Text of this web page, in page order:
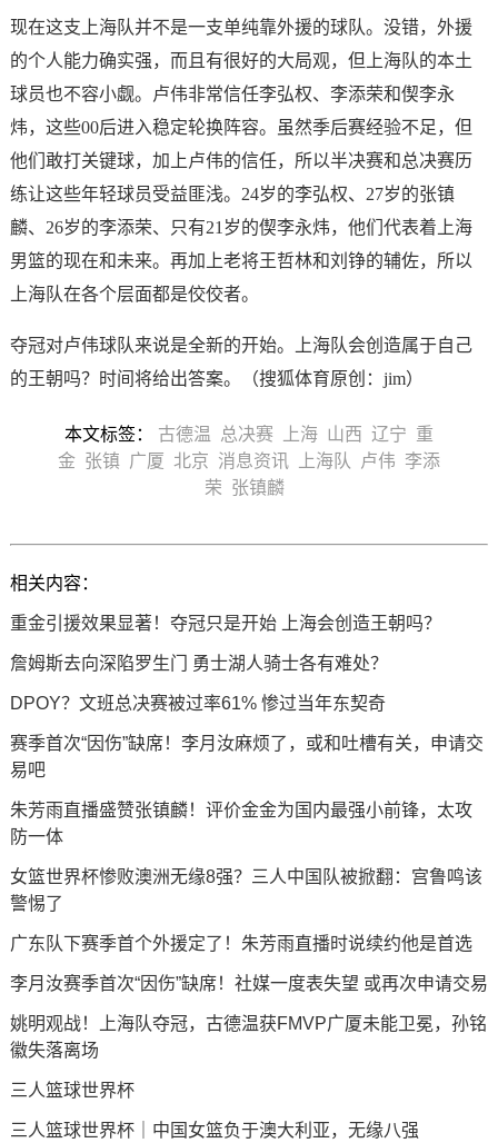
现在这支上海队并不是一支单纯靠外援的球队。没错，外援
的个人能力确实强，而且有很好的大局观，但上海队的本土
球员也不容小觑。卢伟非常信任李弘权、李添荣和偰李永
炜，这些00后进入稳定轮换阵容。虽然季后赛经验不足，但
他们敢打关键球，加上卢伟的信任，所以半决赛和总决赛历
练让这些年轻球员受益匪浅。24岁的李弘权、27岁的张镇
麟、26岁的李添荣、只有21岁的偰李永炜，他们代表着上海
男篮的现在和未来。再加上老将王哲林和刘铮的辅佐，所以
上海队在各个层面都是佼佼者。
夺冠对卢伟球队来说是全新的开始。上海队会创造属于自己
的王朝吗？时间将给出答案。（搜狐体育原创：jim）
本文标签： 古德温 总决赛 上海 山西 辽宁 重
金 张镇 广厦 北京 消息资讯 上海队 卢伟 李添
荣 张镇麟
相关内容：
重金引援效果显著！夺冠只是开始 上海会创造王朝吗？
詹姆斯去向深陷罗生门 勇士湖人骑士各有难处？
DPOY？文班总决赛被过率61% 惨过当年东契奇
赛季首次“因伤”缺席！李月汝麻烦了，或和吐槽有关，申请交
易吧
朱芳雨直播盛赞张镇麟！评价金金为国内最强小前锋，太攻
防一体
女篮世界杯惨败澳洲无缘8强？三人中国队被掀翻：宫鲁鸣该
警惕了
广东队下赛季首个外援定了！朱芳雨直播时说续约他是首选
李月汝赛季首次“因伤”缺席！社媒一度表失望 或再次申请交易
姚明观战！上海队夺冠，古德温获FMVP广厦未能卫冕，孙铭
徽失落离场
三人篮球世界杯
三人篮球世界杯｜中国女篮负于澳大利亚，无缘八强